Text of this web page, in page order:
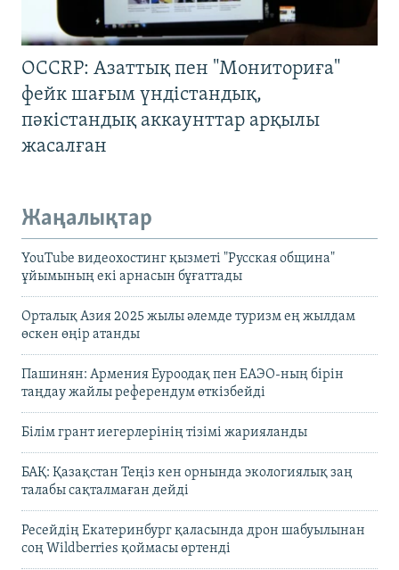
OCCRP: Азаттық пен "Мониториға"
фейк шағым үндістандық,
пәкістандық аккаунттар арқылы
жасалған
Жаңалықтар
YouTube видеохостинг қызметі "Русская община"
ұйымының екі арнасын бұғаттады
Орталық Азия 2025 жылы әлемде туризм ең жылдам
өскен өңір атанды
Пашинян: Армения Еуроодақ пен ЕАЭО-ның бірін
таңдау жайлы референдум өткізбейді
Білім грант иегерлерінің тізімі жарияланды
БАҚ: Қазақстан Теңіз кен орнында экологиялық заң
талабы сақталмаған дейді
Ресейдің Екатеринбург қаласында дрон шабуылынан
соң Wildberries қоймасы өртенді